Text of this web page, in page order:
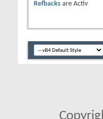
Refbacks are Activ